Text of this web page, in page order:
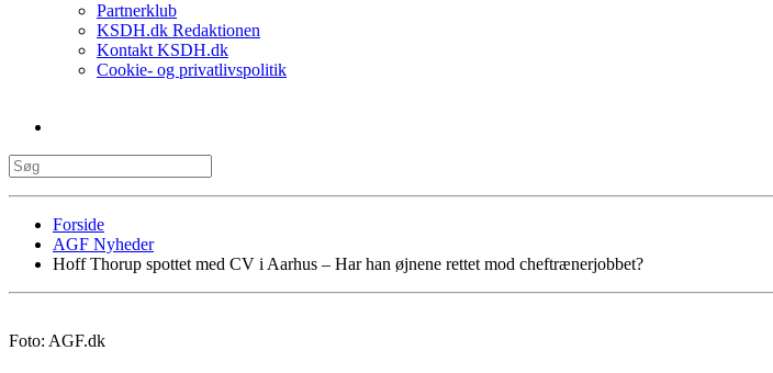
Partnerklub
KSDH.dk Redaktionen
Kontakt KSDH.dk
Cookie- og privatlivspolitik
Forside
AGF Nyheder
Hoff Thorup spottet med CV i Aarhus – Har han øjnene rettet mod cheftrænerjobbet?
Foto: AGF.dk